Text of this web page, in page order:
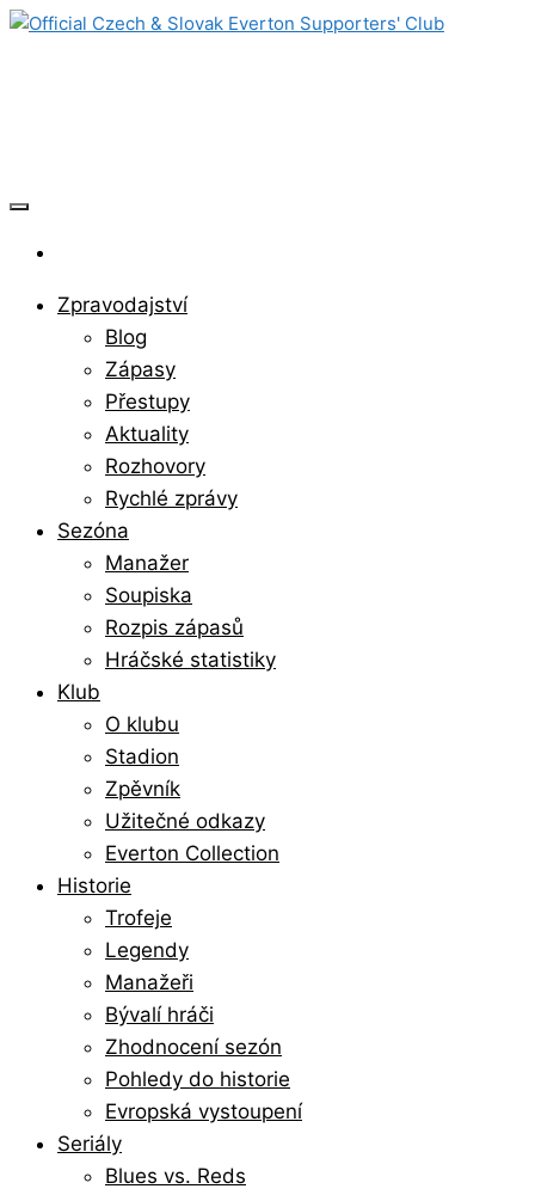
Skip
Zpravodajství
Blog
Zápasy
Přestupy
Aktuality
Rozhovory
Rychlé zprávy
Sezóna
Manažer
Soupiska
Rozpis zápasů
Hráčské statistiky
Klub
O klubu
Stadion
Zpěvník
Užitečné odkazy
Everton Collection
Historie
Trofeje
Legendy
Manažeři
Bývalí hráči
Zhodnocení sezón
Pohledy do historie
Evropská vystoupení
Seriály
Blues vs. Reds